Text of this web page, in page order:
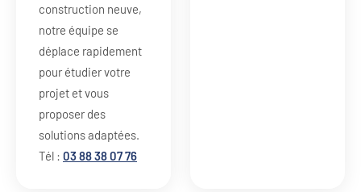
construction neuve,
notre équipe se
déplace rapidement
pour étudier votre
projet et vous
proposer des
solutions adaptées.
Tél : 03 88 38 07 76